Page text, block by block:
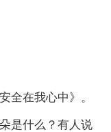
全在我心中》。
是什么？有人说